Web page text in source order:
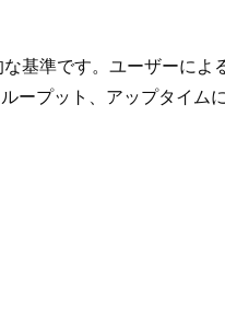
基準です。ユーザーによ
ープット、アップタイム